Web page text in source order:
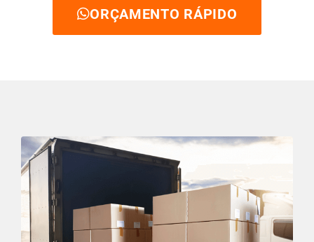
ORÇAMENTO RÁPIDO